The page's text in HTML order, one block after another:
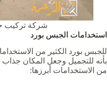
شركة تركيب
استخدامات الجبس بورد
للجبس بورد الكثير من
بأنه للتجميل وجعل المكان
من الاستخدامات أبرزها: